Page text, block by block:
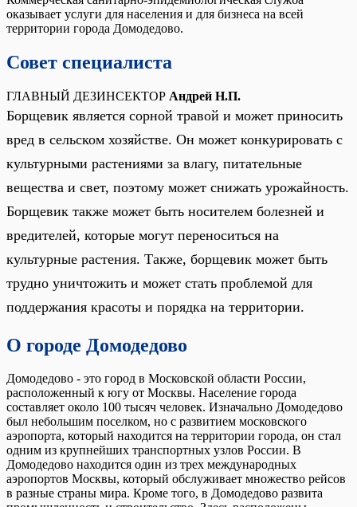
оказывает услуги для населения и для бизнеса на всей
территории города Домодедово.
Совет специалиста
ГЛАВНЫЙ ДЕЗИНСЕКТОР Андрей Н.П.
Борщевик является сорной травой и может приносить
вред в сельском хозяйстве. Он может конкурировать с
культурными растениями за влагу, питательные
вещества и свет, поэтому может снижать урожайность.
Борщевик также может быть носителем болезней и
вредителей, которые могут переноситься на
культурные растения. Также, борщевик может быть
трудно уничтожить и может стать проблемой для
поддержания красоты и порядка на территории.
О городе Домодедово
Домодедово - это город в Московской области России,
расположенный к югу от Москвы. Население города
составляет около 100 тысяч человек. Изначально Домодедово
был небольшим поселком, но с развитием московского
аэропорта, который находится на территории города, он стал
одним из крупнейших транспортных узлов России. В
Домодедово находится один из трех международных
аэропортов Москвы, который обслуживает множество рейсов
в разные страны мира. Кроме того, в Домодедово развита